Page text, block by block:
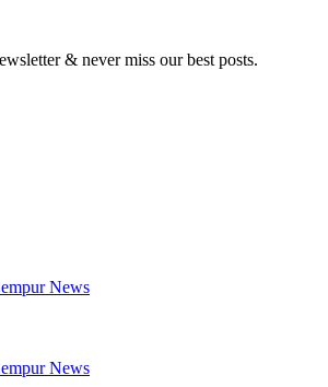
& never miss our best posts.
Gempur
Gempur